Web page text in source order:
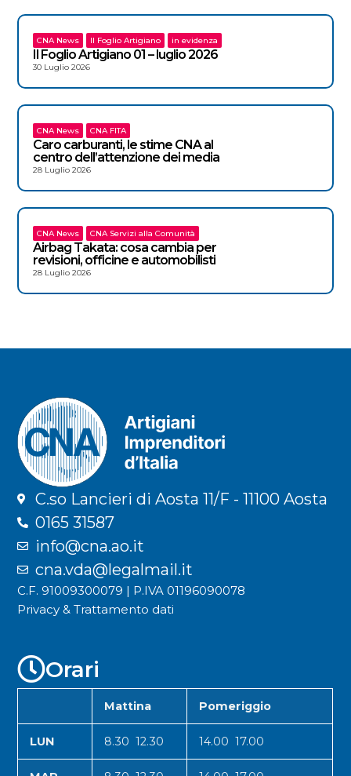
CNA News Il Foglio Artigiano in evidenza
Il Foglio Artigiano 01 – luglio 2026
30 Luglio 2026
CNA News CNA FITA
Caro carburanti, le stime CNA al
centro dell’attenzione dei media
28 Luglio 2026
CNA News CNA Servizi alla Comunità
Airbag Takata: cosa cambia per
revisioni, officine e automobilisti
28 Luglio 2026
C.so Lancieri di Aosta 11/F - 11100 Aosta
0165 31587
info@cna.ao.it
cna.vda@legalmail.it
C.F. 91009300079 | P.IVA 01196090078
Privacy & Trattamento dati
Orari
Mattina Pomeriggio
LUN 8.30 12.30 14.00 17.00